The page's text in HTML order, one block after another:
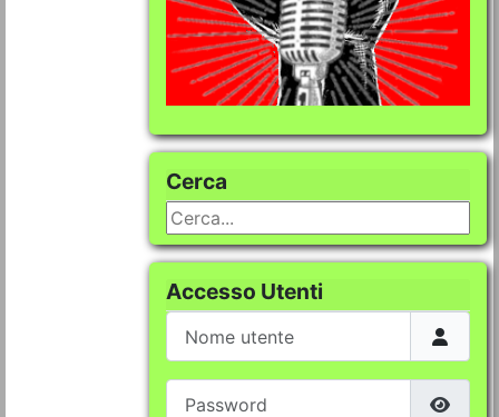
Cerca
Cerca...
Accesso Utenti